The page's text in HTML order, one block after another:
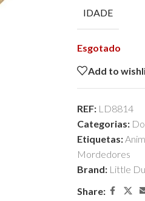
IDADE
Esgotado
Add to
REF: LD8814
Categorias:
Etiquetas:
Mordedores
Brand: Little
Share: